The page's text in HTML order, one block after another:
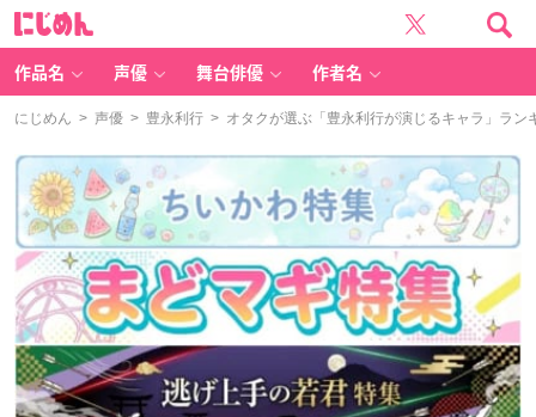
作品名 声優 舞台俳優 作者名
にじめん > 声優 > 豊永利行 > オタクが選ぶ「豊永利行が演じるキャラ」ラ